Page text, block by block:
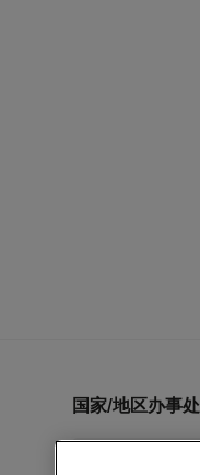
国家/地区办事处